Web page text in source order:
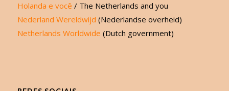
Holanda e você / The Netherlands and you
Nederland Wereldwijd (Nederlandse overheid)
Netherlands Worldwide (Dutch government)